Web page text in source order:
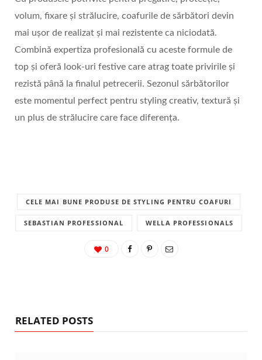
volum, fixare și strălucire, coafurile de sărbători devin
mai ușor de realizat și mai rezistente ca niciodată.
Combină expertiza profesională cu aceste formule de
top și oferă look-uri festive care atrag toate privirile și
rezistă până la finalul petrecerii. Sezonul sărbătorilor
este momentul perfect pentru styling creativ, textură și
un plus de strălucire care face diferența.
CELE MAI BUNE PRODUSE DE STYLING PENTRU COAFURI
SEBASTIAN PROFESSIONAL WELLA PROFESSIONALS
0
RELATED POSTS